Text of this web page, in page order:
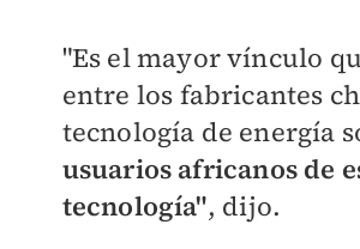
"Es el mayor vínculo
entre los fabricantes
tecnología de energía
usuarios africanos de
tecnología", dijo.